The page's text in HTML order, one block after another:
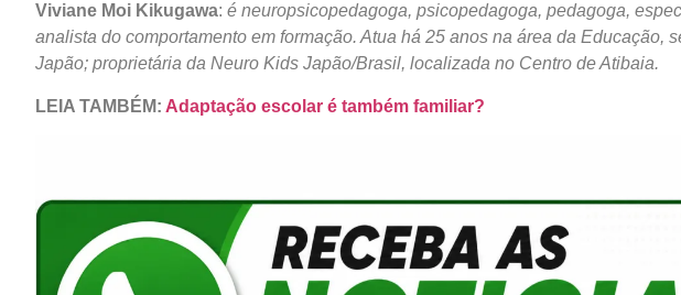
Viviane Moi Kikugawa: é neuropsicopedagoga, psicopedagoga, pedagoga,
analista do comportamento em formação. Atua há 25 anos na área da Educação,
Japão; proprietária da Neuro Kids Japão/Brasil, localizada no Centro de Atibaia.
LEIA TAMBÉM: Adaptação escolar é também familiar?